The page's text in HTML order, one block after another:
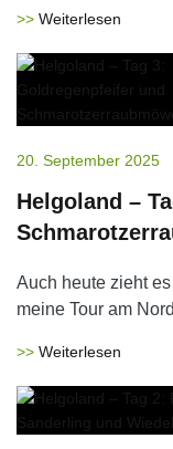
Weiterlesen
20. September 2025
Helgoland –
Auch heute zieht
meine Tour am
Weiterlesen